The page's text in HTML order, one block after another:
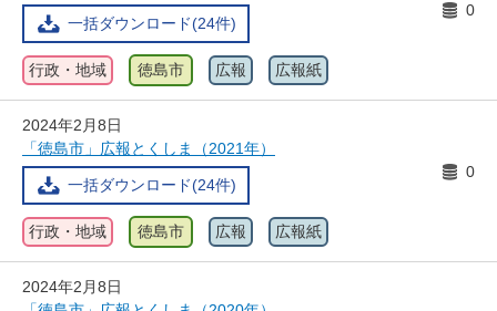
一括ダウンロード(24件)
0
行政・地域 徳島市 広報 広報紙
2024年2月8日
「徳島市」広報とくしま（2021年）
一括ダウンロード(24件)
0
行政・地域 徳島市 広報 広報紙
2024年2月8日